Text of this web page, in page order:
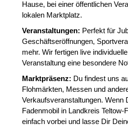
Hause, bei einer öffentlichen
lokalen Marktplatz.
Veranstaltungen: Perfekt für
Geschäftseröffnungen,
mehr. Wir fertigen live
Veranstaltung eine besondere
Marktpräsenz: Du findest uns
Flohmärkten, Messen und
Verkaufsveranstaltungen. Wenn
Fadenmobil in Landkreis
einfach vorbei und lasse Dir